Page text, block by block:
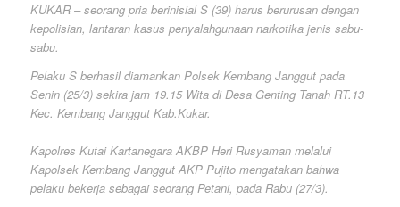
KUKAR – seorang pria berinisial S (39) harus berurusan dengan
kepolisian, lantaran kasus penyalahgunaan narkotika jenis sabu-
sabu.
Pelaku S berhasil diamankan Polsek Kembang Janggut pada
Senin (25/3) sekira jam 19.15 Wita di Desa Genting Tanah RT.13
Kec. Kembang Janggut Kab.Kukar.
Kapolres Kutai Kartanegara AKBP Heri Rusyaman melalui
Kapolsek Kembang Janggut AKP Pujito mengatakan bahwa
pelaku bekerja sebagai seorang Petani, pada Rabu (27/3).